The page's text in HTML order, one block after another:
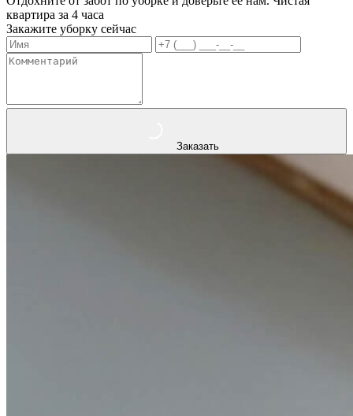
квартира за 4 часа
Закажите уборку сейчас
Заказать